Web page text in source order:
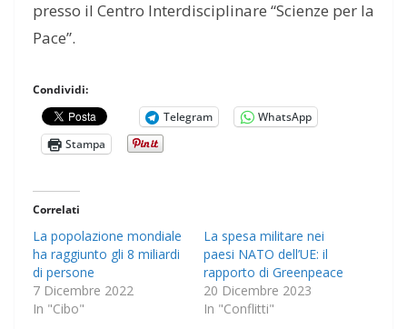
presso il Centro Interdisciplinare “Scienze per la
Pace”.
Condividi:
Telegram
WhatsApp
Stampa
Correlati
La popolazione mondiale
ha raggiunto gli 8 miliardi
di persone
7 Dicembre 2022
In "Cibo"
La spesa militare nei
paesi NATO dell’UE: il
rapporto di Greenpeace
20 Dicembre 2023
In "Conflitti"